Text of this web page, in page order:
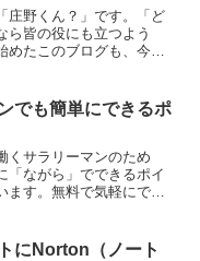
庄野くん？」です。「ど
ら皆の役にも立つよう
めたこのブログも、今で
くい」というご意見を頂
えました。確...
でも簡単にできるポ
くサラリーマンのため
「ながら」でできるポイ
ます。無料で気軽にでき
にNorton（ノート